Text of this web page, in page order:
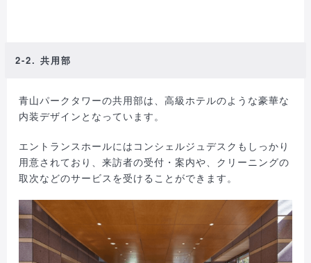
2-2. 共用部
青山パークタワーの共用部は、高級ホテルのような豪華な
内装デザインとなっています。
エントランスホールにはコンシェルジュデスクもしっかり
用意されており、来訪者の受付・案内や、クリーニングの
取次などのサービスを受けることができます。